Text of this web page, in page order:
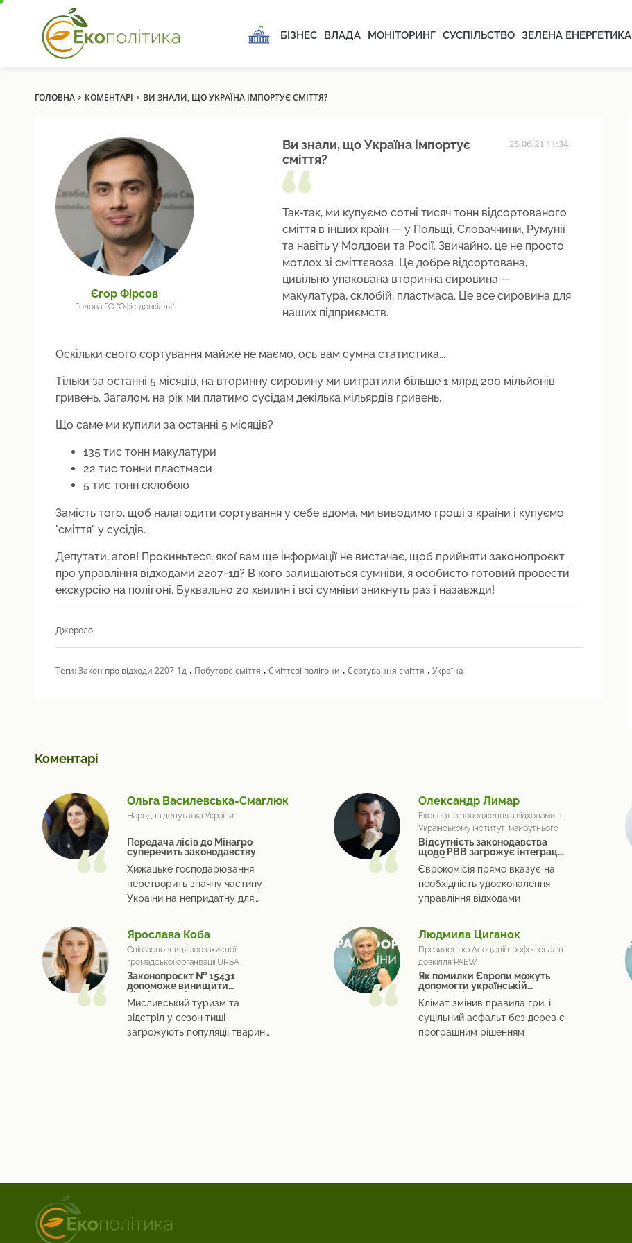
БІЗНЕС ВЛАДА МОНІТОРИНГ СУСПІЛЬСТВО ЗЕЛЕНА ЕНЕРГЕТИКА
ГОЛОВНА› КОМЕНТАРІ › ВИ ЗНАЛИ, ЩО УКРАЇНА ІМПОРТУЄ СМІТТЯ?
Єгор Фірсов
Голова ГО "Офіс довкілля"
Ви знали, що Україна імпортує
сміття?
25.06.21 11:34
Так-так, ми купуємо сотні тисяч тонн відсортованого
сміття в інших країн — у Польщі, Словаччини, Румунії
та навіть у Молдови та Росії. Звичайно, це не просто
мотлох зі сміттєвоза. Це добре відсортована,
цивільно упакована вторинна сировина —
макулатура, склобій, пластмаса. Це все сировина для
наших підприємств.
Оскільки свого сортування майже не маємо, ось вам сумна статистика...
Тільки за останні 5 місяців, на вторинну сировину ми витратили більше 1 млрд 200 мільйонів
гривень. Загалом, на рік ми платимо сусідам декілька мільярдів гривень.
Що саме ми купили за останні 5 місяців?
135 тис тонн макулатури
22 тис тонни пластмаси
5 тис тонн склобою
Замість того, щоб налагодити сортування у себе вдома, ми виводимо гроші з країни і купуємо
"сміття" у сусідів.
Депутати, агов! Прокиньтеся, якої вам ще інформації не вистачає, щоб прийняти законопроєкт
про управління відходами 2207-1д? В кого залишаються сумніви, я особисто готовий провести
екскурсію на полігоні. Буквально 20 хвилин і всі сумніви зникнуть раз і назавжди!
Джерело
Теги:Закон про відходи 2207-1д, Побутове сміття , Сміттєві полігони , Сортування сміття , Україна
Коментарі
Ольга Василевська-Смаглюк
Народна депутатка України
Передача лісів до Мінагро
суперечить законодавству
Хижацьке господарювання
перетворить значну частину
України на непридатну для
Олександр Лимар
Експерт із поводження з відходами в
Українському інституті майбутнього
Відсутність законодавства
щодо РВВ загрожує інтеграції
до ЄС
Єврокомісія прямо вказує на
необхідність удосконалення
управління відходами
Ярослава Коба
Співзасновниця зоозахисної
громадської організації URSA
Законопроєкт № 15431
допоможе винищити
біорізноманіття
Мисливський туризм та
відстріл у сезон тиші
загрожують популяції тварин
Людмила Циганок
Президентка Асоціації професіоналів
довкілля PAEW
Як помилки Європи можуть
допомогти українській
відбудові
Клімат змінив правила гри, і
суцільний асфальт без дерев є
програшним рішенням